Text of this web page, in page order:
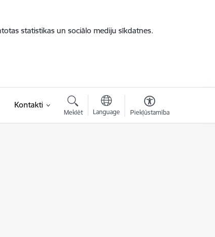
statistikas un sociālo mediju sīkdatnes.
Kontakti
Meklēt Language Piekļūstamība